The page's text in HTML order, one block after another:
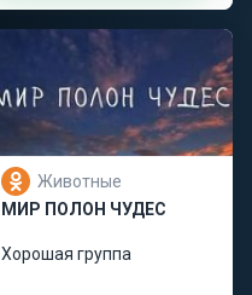
Животные
МИР ПОЛОН ЧУДЕС
Хорошая группа